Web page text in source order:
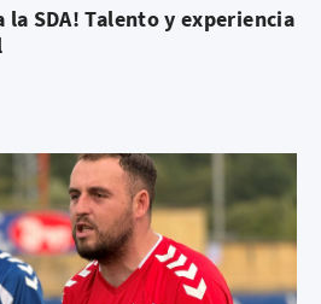
la SDA! Talento y experiencia